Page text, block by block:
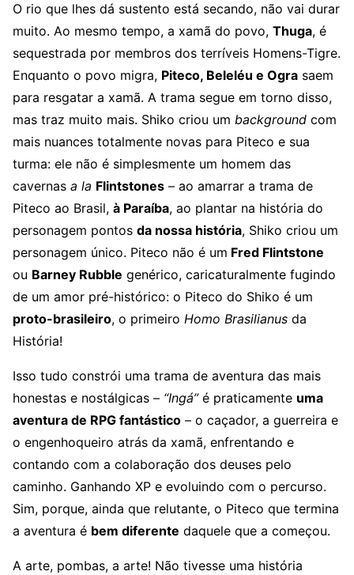
O rio que lhes dá sustento está secando, não vai durar
muito. Ao mesmo tempo, a xamã do povo, Thuga, é
sequestrada por membros dos terríveis Homens-Tigre.
Enquanto o povo migra, Piteco, Beleléu e Ogra saem
para resgatar a xamã. A trama segue em torno disso,
mas traz muito mais. Shiko criou um background com
mais nuances totalmente novas para Piteco e sua
turma: ele não é simplesmente um homem das
cavernas a la Flintstones – ao amarrar a trama de
Piteco ao Brasil, à Paraíba, ao plantar na história do
personagem pontos da nossa história, Shiko criou um
personagem único. Piteco não é um Fred Flintstone
ou Barney Rubble genérico, caricaturalmente fugindo
de um amor pré-histórico: o Piteco do Shiko é um
proto-brasileiro, o primeiro Homo Brasilianus da
História!
Isso tudo constrói uma trama de aventura das mais
honestas e nostálgicas – “Ingá”é praticamente uma
aventura de RPG fantástico – o caçador, a guerreira e
o engenhoqueiro atrás da xamã, enfrentando e
contando com a colaboração dos deuses pelo
caminho. Ganhando XP e evoluindo com o percurso.
Sim, porque, ainda que relutante, o Piteco que termina
a aventura é bem diferente daquele que a começou.
A arte, pombas, a arte! Não tivesse uma história